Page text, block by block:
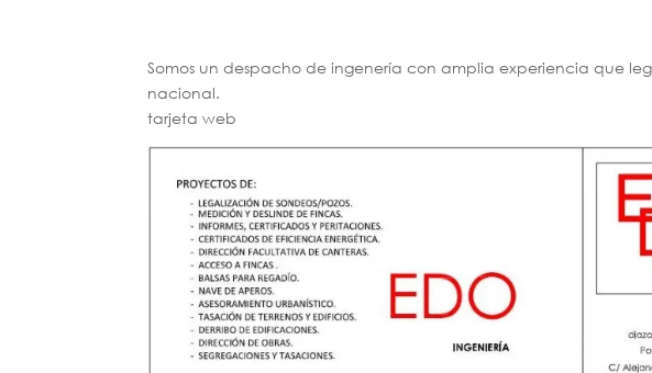
Somos un despacho de ingenería con amplia experiencia que
nacional.
tarjeta web